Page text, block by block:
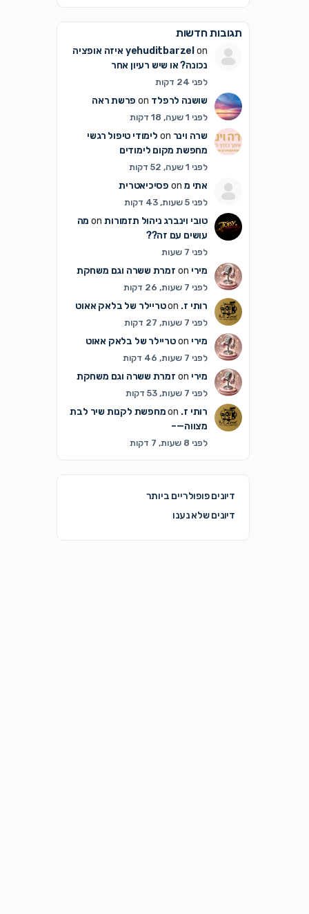
תגובות חדשות
yehuditbarzel on
איזה אופציה
נכונה? או שיש רעיון אחר
לפני 24 דקות
שושנה לרפלד פרשת ראה
לפני 1 שעה, 18 דקות
שרה וינר
לימודי טיפול רגשי
מחפשת מקום לימודים
לפני 1 שעה, 52 דקות
אתי מon פסיכיאטרית
לפני 5 שעות, 43 דקות
טובי וינברג ניהול תזמורותon
מה
עושים עם זה??
לפני 7 שעות
מירי זמרת ששרה וגם משחקת
לפני 7 שעות, 26 דקות
רותי ז. טריילר של בלאק אאוט
לפני 7 שעות, 27 דקות
מירי טריילר של בלאק אאוט
לפני 7 שעות, 46 דקות
מירי זמרת ששרה וגם משחקת
לפני 7 שעות, 53 דקות
רותי ז.
מחפשת לקנות שיר לבת
מצווה—–
לפני 8 שעות, 7 דקות
דיונים פופולריים ביותר
דיונים שלא נענו